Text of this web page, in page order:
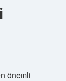
önemli